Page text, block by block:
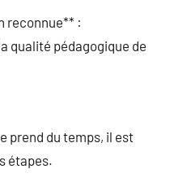
reconnue** :
qualité pédagogique de
prend du temps, il est
étapes.